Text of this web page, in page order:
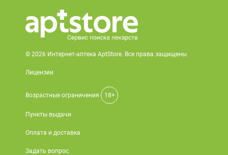
© 2026 Интернет-аптека AptStore. Все права защищены
Лицензии
Возрастные ограничения 18+
Пункты выдачи
Оплата и доставка
Задать вопрос